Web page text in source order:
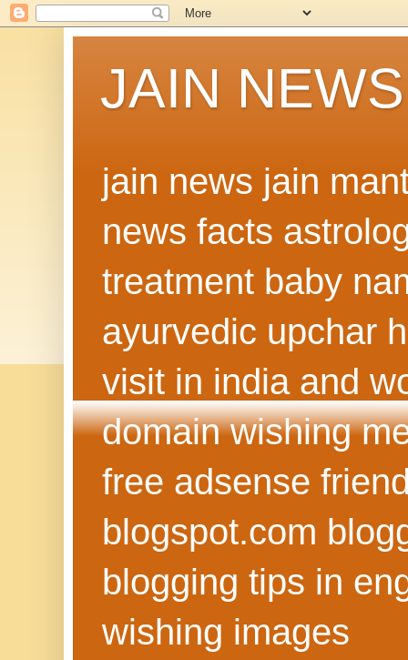
JAIN NEWS
jain news jain
news facts
treatment baby
ayurvedic upchar
visit in india and
domain wishing
free adsense
blogspot.com
blogging tips in
wishing images